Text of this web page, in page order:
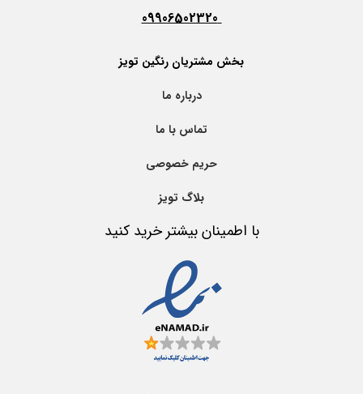
09906502320
بخش مشتریان رنگین تویز
درباره ما
تماس با ما
حریم خصوصی
بلاگ تویز
با اطمینان بیشتر خرید کنید